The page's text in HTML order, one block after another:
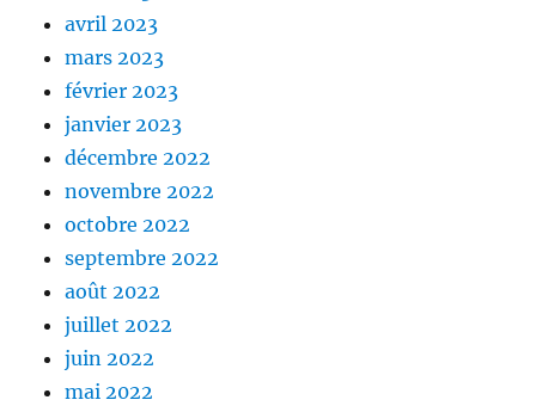
avril 2023
mars 2023
février 2023
janvier 2023
décembre 2022
novembre 2022
octobre 2022
septembre 2022
août 2022
juillet 2022
juin 2022
mai 2022